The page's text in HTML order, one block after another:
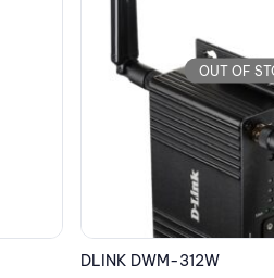
OUT OF
TP-LINK Archer AX20